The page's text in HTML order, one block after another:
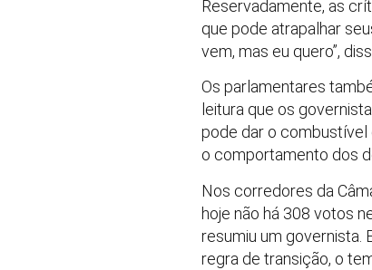
Reservadamente, as
que pode atrapalhar
vem, mas eu quero”,
Os parlamentares
leitura que os
pode dar o combustível
o comportamento dos
Nos corredores da
hoje não há 308 votos
resumiu um governista.
regra de transição, o